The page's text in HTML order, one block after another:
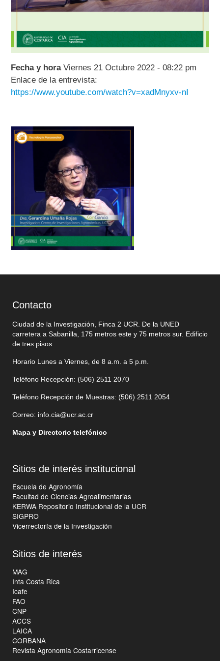
Fecha y hora Viernes 21 Octubre 2022 - 08:22 pm
Enlace de la entrevista:
https://www.youtube.com/watch?v=xadMnyxv-nI
Contacto
Ciudad de la Investigación, Finca 2 UCR. De la UNED
carretera a Sabanilla, 175 metros este y 75 metros sur. Edificio
de tres pisos.
Horario Lunes a Viernes, de 8 a.m. a 5 p.m.
Teléfono Recepción: (506) 2511 2070
Teléfono Recepción de Muestras: (506) 2511 2054
Correo: info.cia@ucr.ac.cr
Mapa y Directorio telefónico
Sitios de interés institucional
Escuela de Agronomía
Facultad de Ciencias Agroalimentarias
KERWA Repositorio Institucional de la UCR
SIGPRO
Vicerrectoría de la Investigación
Sitios de interés
MAG
Inta Costa Rica
Icafe
FAO
CNP
ACCS
LAICA
CORBANA
Revista Agronomía Costarricense